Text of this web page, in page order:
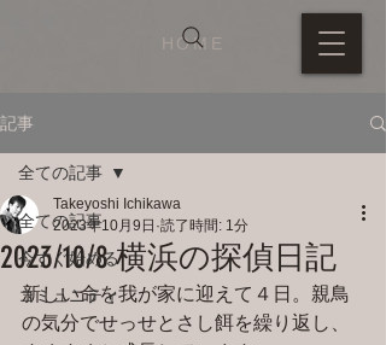
HOME
記事
全ての記事
今すぐ始める
コミュニティ
全ての記事
2023/10/8 横浜の探偵日記
Takeyoshi Ichikawa
2023年10月9日 読了時間: 1分
新しい命を我が家に迎えて４日。親鳥
の気分でせっせとさし餌を繰り返し、